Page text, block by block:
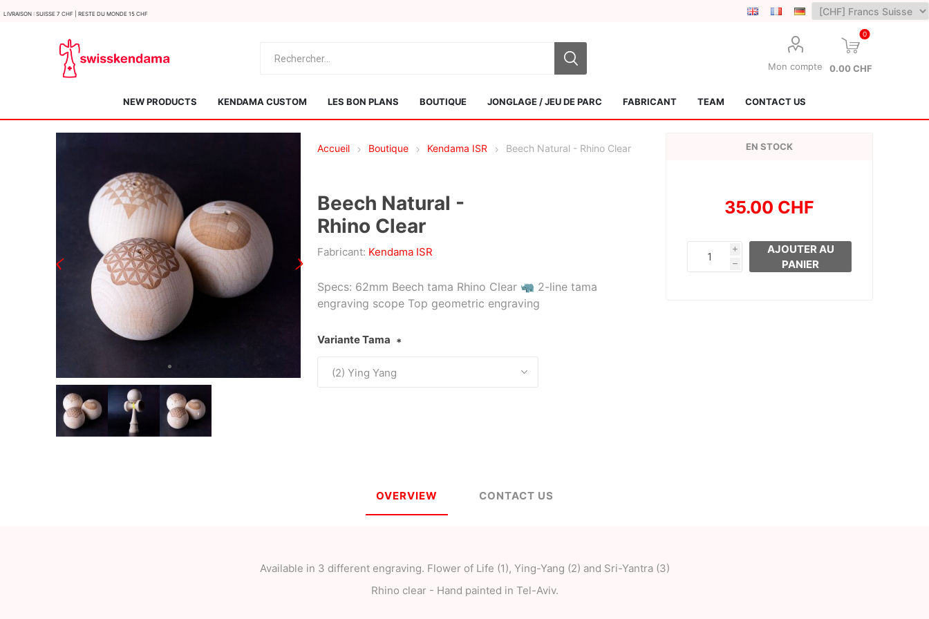
LIvraison : Suisse 7 CHF | Reste du monde 15 CHF
Mon compte
0
0.00 CHF
NEW PRODUCTS KENDAMA CUSTOM LES BON PLANS BOUTIQUE JONGLAGE / JEU DE PARC FABRICANT
KROM Kendama ISR Grain Theory
OKendama
V-CUBE Juggle Dream
TEAM CONTACT US
Accueil Boutique Kendama ISR Beech Natural - Rhino Clear
Beech Natural -
Rhino Clear
Fabricant: Kendama ISR
Specs: 62mm Beech tama Rhino Clear 🦏 2-line tama
engraving scope Top geometric engraving
Variante Tama *
EN STOCK
35.00 CHF
i
h
AJOUTER AU
PANIER
OVERVIEW CONTACT US
Available in 3 different engraving. Flower of Life (1), Ying-Yang (2) and Sri-Yantra (3)
Rhino clear - Hand painted in Tel-Aviv.